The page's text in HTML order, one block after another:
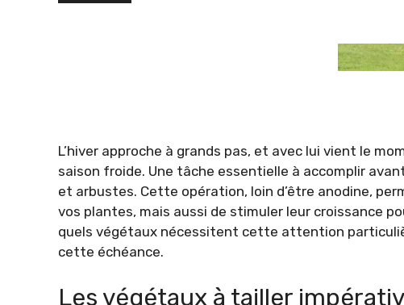
L’hiver approche à grands pas, et avec lui vient le
saison froide. Une tâche essentielle à accomplir
et arbustes. Cette opération, loin d’être anodine,
vos plantes, mais aussi de stimuler leur croissance
quels végétaux nécessitent cette attention
cette échéance.
Les végétaux à tailler